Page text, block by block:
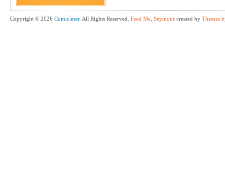
Copyright © 2026 Comicleser. All Rights Reserved. Feed Me, Seymour created by Themes